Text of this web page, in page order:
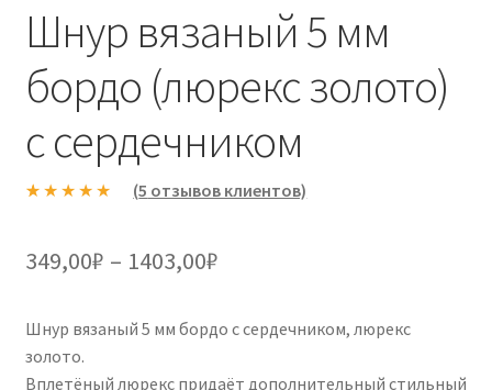
Шнур вязаный 5 мм
бордо (люрекс золото)
с сердечником
основе
пользовател
ей
(5 отзывов клиентов)
349,00₽ – 1403,00₽Диапазон
349,00₽
–
Шнур вязаный 5 мм бордо с сердечником, люрекс
золото.
Вплетёный люрекс придаёт дополнительный стильный